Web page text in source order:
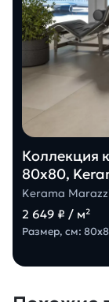
Коллекция
80х80,
Kerama
2 649 ₽ / м²
Размер, см: